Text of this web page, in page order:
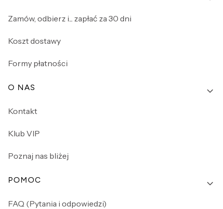
Zamów, odbierz i... zapłać za 30 dni
Koszt dostawy
Formy płatności
O NAS
Kontakt
Klub VIP
Poznaj nas bliżej
POMOC
FAQ (Pytania i odpowiedzi)